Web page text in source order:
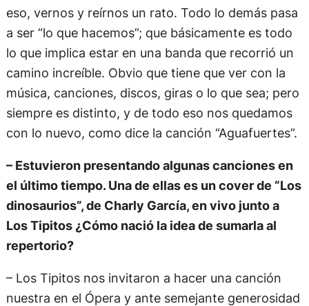
eso, vernos y reírnos un rato. Todo lo demás pasa
a ser “lo que hacemos”; que básicamente es todo
lo que implica estar en una banda que recorrió un
camino increíble. Obvio que tiene que ver con la
música, canciones, discos, giras o lo que sea; pero
siempre es distinto, y de todo eso nos quedamos
con lo nuevo, como dice la canción “Aguafuertes”.
– Estuvieron presentando algunas canciones en
el último tiempo. Una de ellas es un cover de “Los
dinosaurios”, de Charly García, en vivo junto a
Los Tipitos ¿Cómo nació la idea de sumarla al
repertorio?
– Los Tipitos nos invitaron a hacer una canción
nuestra en el Ópera y ante semejante generosidad